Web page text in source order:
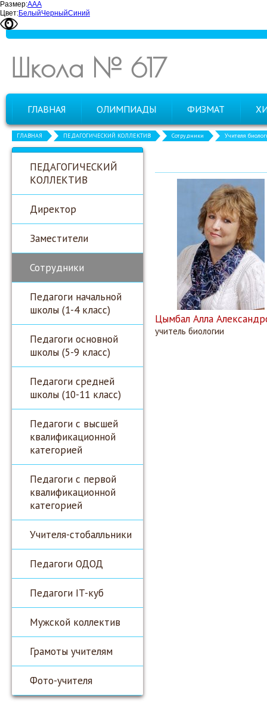
Размер:ААА
Цвет:БелыйЧерныйСиний
Школа № 617
ГЛАВНАЯ ОЛИМПИАДЫ ФИЗМАТ
ГЛАВНАЯ ПЕДАГОГИЧЕСКИЙ КОЛЛЕКТИВ Сотрудники Учителя
ПЕДАГОГИЧЕСКИЙ
КОЛЛЕКТИВ
Директор
Заместители
Сотрудники
Педагоги начальной
школы (1-4 класс)
Педагоги основной
школы (5-9 класс)
Педагоги средней
школы (10-11 класс)
Педагоги с высшей
квалификационной
категорией
Педагоги с первой
квалификационной
категорией
Учителя-стобалльники
Педагоги ОДОД
Педагоги IT-куб
Мужской коллектив
Грамоты учителям
Фото-учителя
Цымбал Алла
учитель биологии